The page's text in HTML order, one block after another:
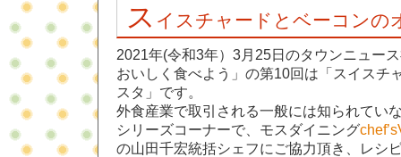
ス イスチャードとベーコンの
2021年(令和3年）3月25日のタウンニュー
おいしく食べよう」の第10回は「スイスチ
スタ」です。
外食産業で取引される一般には知られてい
シリーズコーナーで、モスダイニング
の山田千宏統括シェフにご協力頂き、レシ